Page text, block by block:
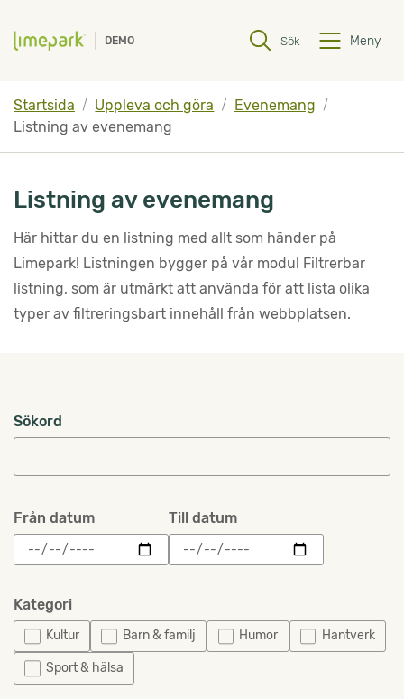
DEMO Sök Meny
Startsida Uppleva och göra
Evenemang
Listning av evenemang
Listning av evenemang
Här hittar du en listning med allt som händer på
Limepark! Listningen bygger på vår modul Filtrerbar
listning, som är utmärkt att använda för att lista olika
typer av filtreringsbart innehåll från webbplatsen.
Sökord
Från datum Till datum
Kategori
Kultur Barn & familj Humor Hantverk
Sport & hälsa